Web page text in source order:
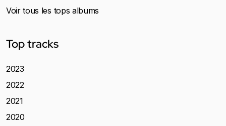
Voir tous les tops albums
Top tracks
2023
2022
2021
2020